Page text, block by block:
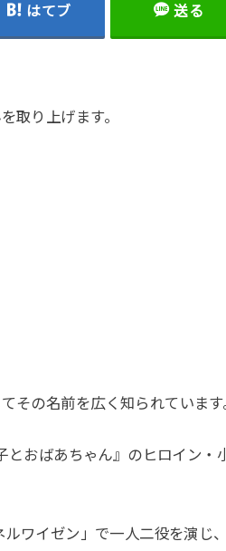
はてブ 送る
取り上げます。
その名前を広く知られています
おばあちゃん』のヒロイン・
ワイゼン」で一人二役を演じ